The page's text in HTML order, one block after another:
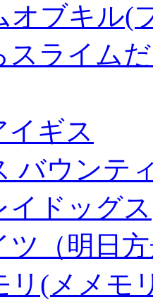
オブキル(
スライム
イギス
バウンテ
イドッグス
ツ（明日
リ(メメモ